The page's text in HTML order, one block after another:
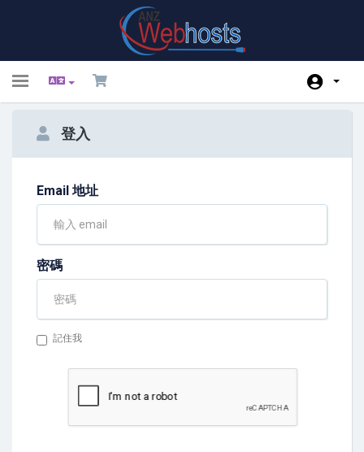
Toggle
Store
公告
知識庫
聯絡我們
登入
Email 地址
密碼
記住我